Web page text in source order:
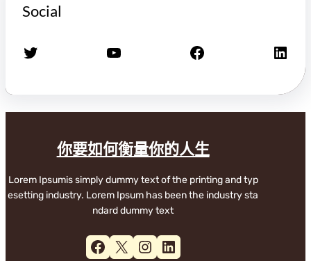
Social
X YouTube Facebook LinkedIn
你要如何衡量你的人生
Lorem Ipsumis simply dummy text of the printing and typ
esetting industry. Lorem Ipsum has been the industry sta
ndard dummy text
Facebook X Instagram LinkedIn